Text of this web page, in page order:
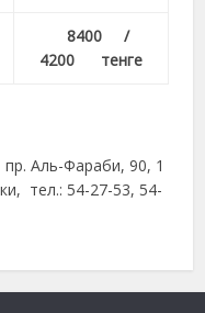
8400 /
4200 тенге
пр. Аль-Фараби, 90, 1
тел.: 54-27-53, 54-